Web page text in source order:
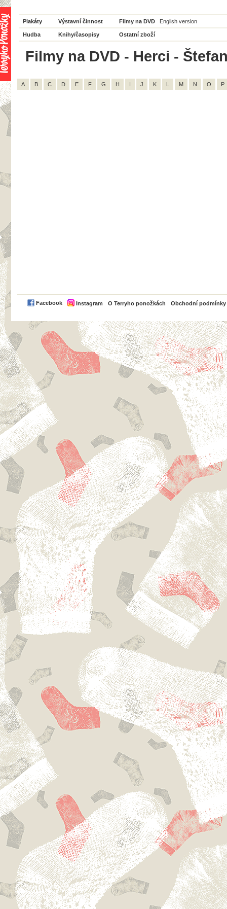
Plakáty Výstavní činnost Filmy na DVD English version
Hudba Knihy/časopisy Ostatní zboží
Filmy na DVD - Herci -
A B C D E F G H I J K L M N O P
Facebook Instagram O Terryho ponožkách Obchodní podmínky
PayPal